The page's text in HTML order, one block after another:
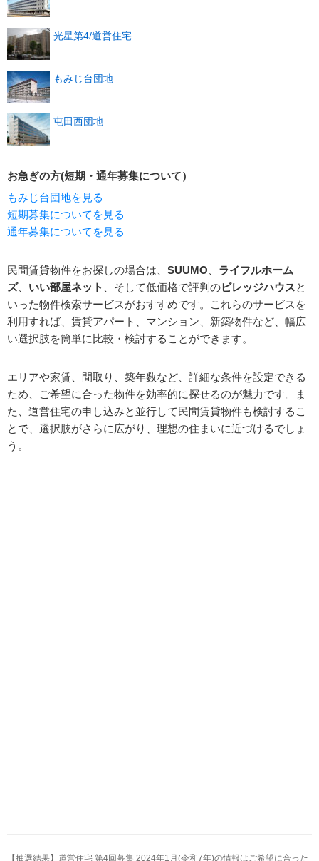
光星第4/道営住宅
もみじ台団地
屯田西団地
お急ぎの方(短期・通年募集について）
もみじ台団地を見る
短期募集についてを見る
通年募集についてを見る
民間賃貸物件をお探しの場合は、 SUUMO
ライフルホーム
ズ、 いい部屋ネット 、そして低価格で評判のビレッジハウスと
いった物件検索サービスがおすすめです。これらのサービスを
利用すれば、賃貸アパート、マンション、新築物件など、幅広
い選択肢を簡単に比較・検討することができます。
エリアや家賃、間取り、築年数など、詳細な条件を設定できる
ため、ご希望に合った物件を効率的に探せるのが魅力です。ま
た、道営住宅の申し込みと並行して民間賃貸物件も検討するこ
とで、選択肢がさらに広がり、理想の住まいに近づけるでしょ
う。
【抽選結果】道営住宅 第4回募集 2024年1月(令和7年)の情報はご希望に合った